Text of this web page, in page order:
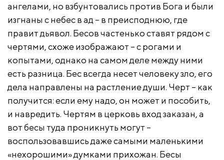
ангелами, но взбунтовались против Бога и были
изгнаны с небес в ад – в преисподнюю, где
правит дьявол. Бесов частенько ставят рядом с
чертями, схоже изображают – с рогами и
копытами, однако на самом деле между ними
есть разница. Бес всегда несет человеку зло, его
дела направлены на растление души. Черт – как
получится: если ему надо, он может и пособить,
и навредить. Чертям в церковь вход заказан, а
вот бесы туда проникнуть могут –
воспользовавшись даже самыми маленькими
«нехорошими» думками прихожан. Бесы